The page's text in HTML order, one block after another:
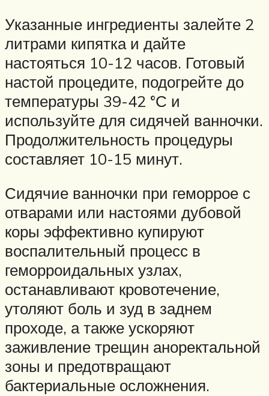
Указанные ингредиенты залейте 2
литрами кипятка и дайте
настояться 10-12 часов. Готовый
настой процедите, подогрейте до
температуры 39-42 °С и
используйте для сидячей ванночки.
Продолжительность процедуры
составляет 10-15 минут.
Сидячие ванночки при геморрое с
отварами или настоями дубовой
коры эффективно купируют
воспалительный процесс в
геморроидальных узлах,
останавливают кровотечение,
утоляют боль и зуд в заднем
проходе, а также ускоряют
заживление трещин аноректальной
зоны и предотвращают
бактериальные осложнения.